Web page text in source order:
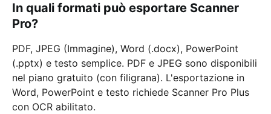
In quali formati può esportare Scanner
Pro?
PDF, JPEG (Immagine), Word (.docx), PowerPoint
(.pptx) e testo semplice. PDF e JPEG sono disponibili
nel piano gratuito (con filigrana). L'esportazione in
Word, PowerPoint e testo richiede Scanner Pro Plus
con OCR abilitato.